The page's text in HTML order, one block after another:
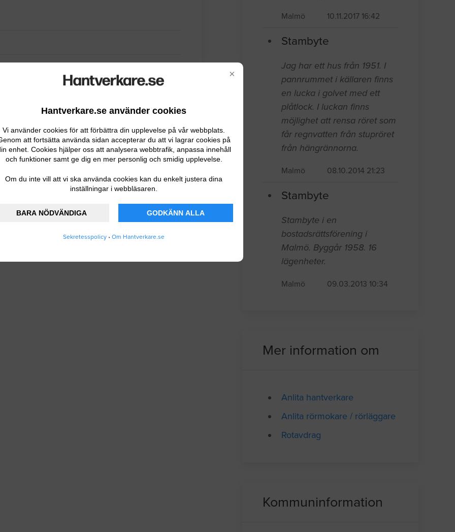
×
Hantverkare.se använder cookies
Vi använder cookies för att förbättra din upplevelse på vår webbplats.
att fortsätta använda sidan accepterar du att vi lagrar cookies på
enhet. Cookies hjälper oss att analysera webbtrafik, anpassa innehåll
och funktioner samt ge dig en mer personlig och smidig upplevelse.
Om du inte vill att vi ska använda cookies kan du enkelt justera dina
inställningar i webbläsaren.
BARA NÖDVÄNDIGA GODKÄNN ALLA
Sekretesspolicy • Om Hantverkare.se
Malmö 10.11.2017 16:42
Stambyte
Jag har ett hus från 1951. I
pannrummet i källaren finns
en lucka i golvet med ett
plåtlock. I luckan finns
möjlighet att rensa röret som
får regnvatten från stupröret
från hängrännorna.
Malmö 08.10.2014 21:23
Stambyte
Stambyte i en
bostadsrättsförening i
Malmö. Byggår 1958. 16
lägenheter.
Malmö 09.03.2013 10:34
Mer information om
Anlita hantverkare
Anlita rörmokare / rörläggare
Rotavdrag
Kommuninformation